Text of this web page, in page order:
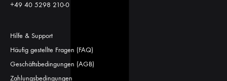
+49 40 5298 210-0
Hilfe & Support
Häufig gestellte Fragen (FAQ)
Geschäftsbedingungen (AGB)
Zahlungsbedingungen